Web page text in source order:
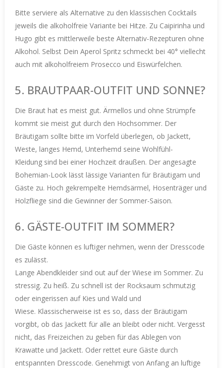
Bitte serviere als Alternative zu den klassischen Cocktails
jeweils die alkoholfreie Variante bei Hitze. Zu Caipirinha und
Hugo gibt es mittlerweile beste Alternativ-Rezepturen ohne
Alkohol. Selbst Dein Aperol Spritz schmeckt bei 40° viellecht
auch mit alkoholfreiem Prosecco und Eiswürfelchen.
5. BRAUTPAAR-OUTFIT UND SONNE?
Die Braut hat es meist gut. Ärmellos und ohne Strümpfe
kommt sie meist gut durch den Hochsommer. Der
Bräutigam sollte bitte im Vorfeld überlegen, ob Jackett,
Weste, langes Hemd, Unterhemd seine Wohlfühl-
Kleidung sind bei einer Hochzeit draußen. Der angesagte
Bohemian-Look lässt lässige Varianten für Bräutigam und
Gäste zu. Hoch gekrempelte Hemdsärmel, Hosenträger und
Holzfliege sind die Gewinner der Sommer-Saison.
6. GÄSTE-OUTFIT IM SOMMER?
Die Gäste können es luftiger nehmen, wenn der Dresscode
es zulässt.
Lange Abendkleider sind out auf der Wiese im Sommer. Zu
stressig. Zu heiß. Zu schnell ist der Rocksaum schmutzig
oder eingerissen auf Kies und Wald und
Wiese. Klassischerweise ist es so, dass der Bräutigam
vorgibt, ob das Jackett für alle an bleibt oder nicht. Vergesst
nicht, das Freizeichen zu geben für das Ablegen von
Krawatte und Jackett. Oder rettet eure Gäste durch
entspannten Dresscode. Genehmigt von Anfang an luftige